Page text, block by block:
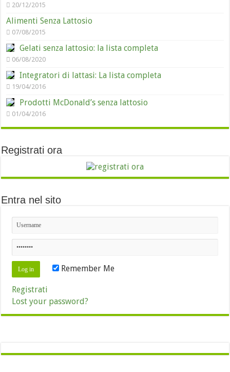
20/12/2015
Alimenti Senza Lattosio
07/08/2015
Gelati senza lattosio: la lista completa
06/08/2020
Integratori di lattasi: La lista completa
19/04/2016
Prodotti McDonald’s senza lattosio
01/04/2016
Registrati ora
Entra nel sito
Remember Me
Registrati
Lost your password?